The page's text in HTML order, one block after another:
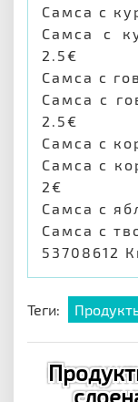
Самса с
Самса с
2.5€
Самса с
Самса с
2.5€
Самса с
Самса с
2€
Самса с
Самса с
53708612
Теги: